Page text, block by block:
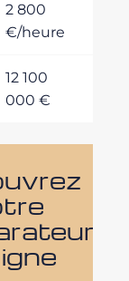
2 800
€/heure
12 100
000 €